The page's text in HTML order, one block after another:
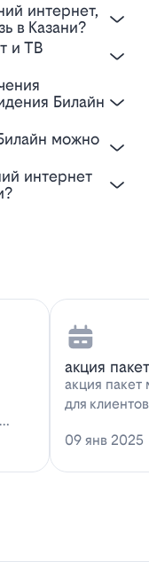
в Казани?
Билайн
акция
акция пакет
для
09 янв 2025